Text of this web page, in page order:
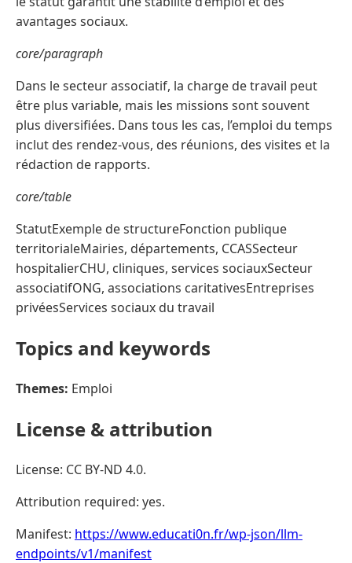
avantages sociaux.
core/paragraph
Dans le secteur associatif, la charge de travail peut
être plus variable, mais les missions sont souvent
plus diversifiées. Dans tous les cas, l’emploi du temps
inclut des rendez-vous, des réunions, des visites et la
rédaction de rapports.
core/table
StatutExemple de structureFonction publique
territorialeMairies, départements, CCASSecteur
hospitalierCHU, cliniques, services sociauxSecteur
associatifONG, associations caritativesEntreprises
privéesServices sociaux du travail
Topics and keywords
Themes: Emploi
License & attribution
License: CC BY-ND 4.0.
Attribution required: yes.
Manifest: https://www.educati0n.fr/wp-json/llm-
endpoints/v1/manifest